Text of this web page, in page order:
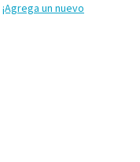
¡Agrega un nuevo